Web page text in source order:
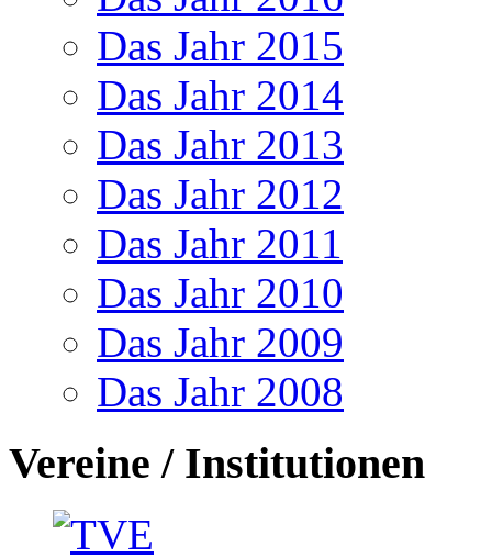
Das Jahr 2015
Das Jahr 2014
Das Jahr 2013
Das Jahr 2012
Das Jahr 2011
Das Jahr 2010
Das Jahr 2009
Das Jahr 2008
Vereine / Institutionen